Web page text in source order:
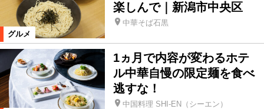
グルメ
楽しんで｜新潟市中央区
中華そば石黒
1ヵ月で内容が変わるホテ
ル中華自慢の限定麺を食べ
逃すな！
中国料理 SHI-EN（シーエン）